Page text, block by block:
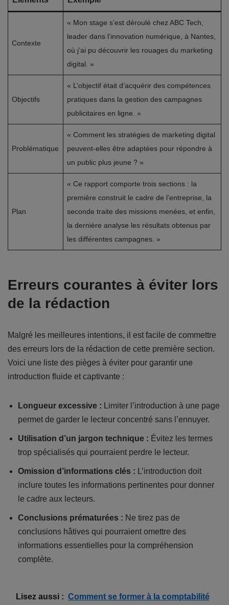
Contexte
« Mon stage s’est déroulé chez ABC Tech,
leader dans l’innovation numérique, à Nantes,
où j’ai pu découvrir les rouages du marketing
digital. »
Objectifs
« L’objectif était d’acquérir des compétences
pratiques dans la gestion des campagnes
publicitaires en ligne. »
Problématique
« Comment les stratégies de marketing digital
peuvent-elles être adaptées pour répondre à
un public plus jeune ? »
Plan
« Ce rapport comporte trois sections : la
première construit le cadre de l’entreprise, la
seconde traite des missions menées, et enfin,
la dernière analyse les résultats obtenus par
les différentes campagnes. »
Erreurs courantes à éviter lors
de la rédaction
Malgré les meilleures intentions, il est facile de commettre
des erreurs lors de la rédaction de cette première section.
Voici une liste des pièges à éviter pour garantir une
introduction fluide et captivante :
Longueur excessive : Limiter l’introduction à une page
permet de garder le lecteur concentré sans l’ennuyer.
Utilisation d’un jargon technique : Évitez les termes
trop spécialisés qui pourraient perdre le lecteur.
Omission d’informations clés : L’introduction doit
inclure toutes les informations pertinentes pour donner
le cadre aux lecteurs.
Conclusions prématurées : Ne tirez pas de
conclusions hâtives qui pourraient omettre des
informations essentielles pour la compréhension
complète.
Lisez aussi : Comment se former à la comptabilité